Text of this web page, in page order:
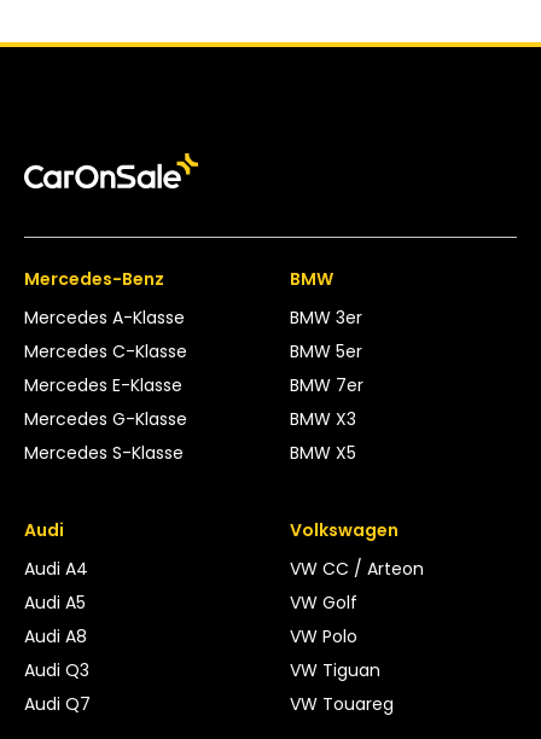
Mercedes-Benz
Mercedes A-Klasse
Mercedes C-Klasse
Mercedes E-Klasse
Mercedes G-Klasse
Mercedes S-Klasse
BMW
BMW 3er
BMW 5er
BMW 7er
BMW X3
BMW X5
Audi
Audi A4
Audi A5
Audi A8
Audi Q3
Audi Q7
Volkswagen
VW CC / Arteon
VW Golf
VW Polo
VW Tiguan
VW Touareg